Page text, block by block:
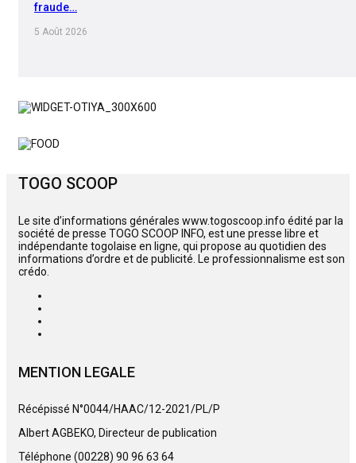
fraude…
5 Août 2026
TOGO SCOOP
Le site d’informations générales www.togoscoop.info édité par la
société de presse TOGO SCOOP INFO, est une presse libre et
indépendante togolaise en ligne, qui propose au quotidien des
informations d’ordre et de publicité. Le professionnalisme est son
crédo.
MENTION LEGALE
Récépissé N°0044/HAAC/12-2021/PL/P
Albert AGBEKO, Directeur de publication
Téléphone (00228) 90 96 63 64